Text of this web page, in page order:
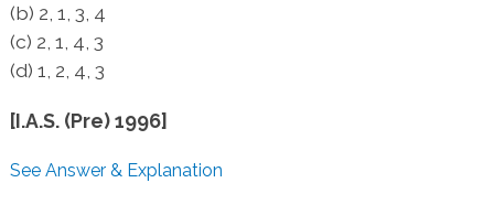
(b) 2, 1, 3, 4
(c) 2, 1, 4, 3
(d) 1, 2, 4, 3
[I.A.S. (Pre) 1996]
See Answer & Explanation